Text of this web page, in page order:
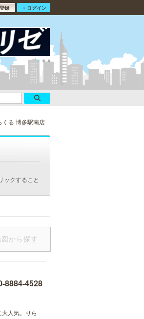
録 ログイン
くる 博多駅南店
ックすること
図から探す
8884-4528
人気。りら